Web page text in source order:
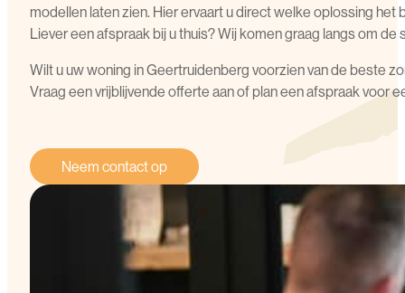
modellen laten zien. Hier ervaart u direct welke oplossing het
Liever een afspraak bij u thuis? Wij komen graag langs om
Wilt u uw woning in Geertruidenberg voorzien van de beste
Vraag een vrijblijvende offerte aan of plan een afspraak voor
Neem contact op